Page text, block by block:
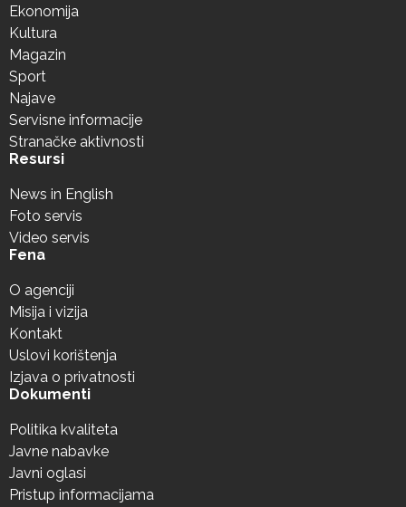
Ekonomija
Kultura
Magazin
Sport
Najave
Servisne informacije
Stranačke aktivnosti
Resursi
News in English
Foto servis
Video servis
Fena
O agenciji
Misija i vizija
Kontakt
Uslovi korištenja
Izjava o privatnosti
Dokumenti
Politika kvaliteta
Javne nabavke
Javni oglasi
Pristup informacijama